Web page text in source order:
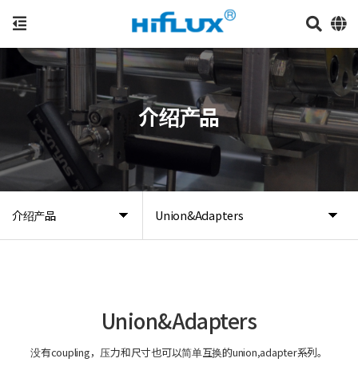
介绍产品 Union&Adapters
介绍产品
Union&Adapters
没有coupling，压力和尺寸也可以简单互换的union,adapter系列。